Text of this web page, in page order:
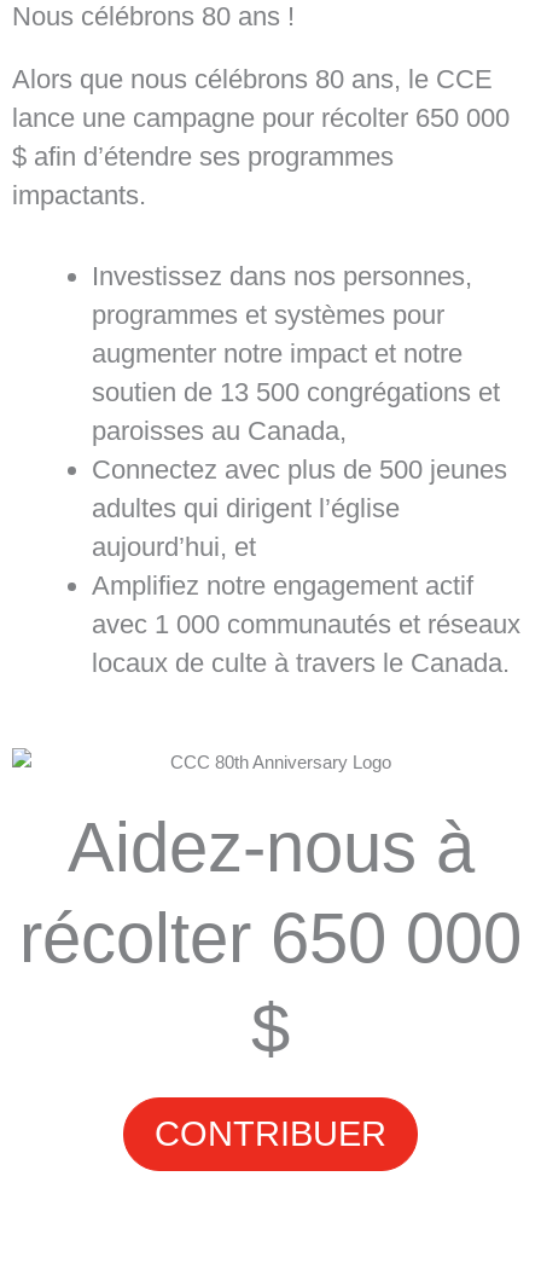
Nous célébrons 80 ans !
Alors que nous célébrons 80 ans, le CCE
lance une campagne pour récolter 650 000
$ afin d’étendre ses programmes
impactants.
Investissez dans nos personnes,
programmes et systèmes pour
augmenter notre impact et notre
soutien de 13 500 congrégations et
paroisses au Canada,
Connectez avec plus de 500 jeunes
adultes qui dirigent l’église
aujourd’hui, et
Amplifiez notre engagement actif
avec 1 000 communautés et réseaux
locaux de culte à travers le Canada.
Aidez-nous à
récolter 650 000
$
CONTRIBUER